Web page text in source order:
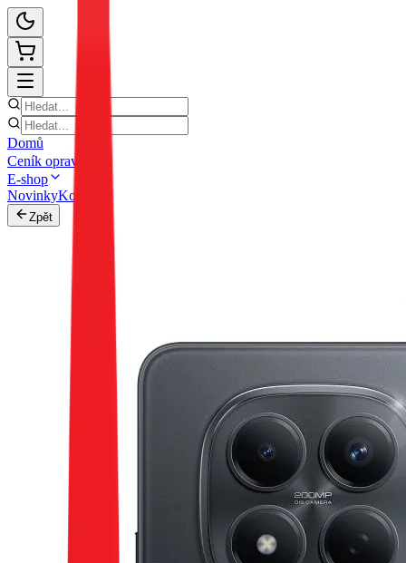
Domů
Ceník oprav
E-shop
NovinkyKontakt
Zpět